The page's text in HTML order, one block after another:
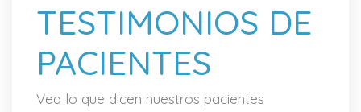
TESTIMONIOS DE
PACIENTES
Vea lo que dicen nuestros pacientes